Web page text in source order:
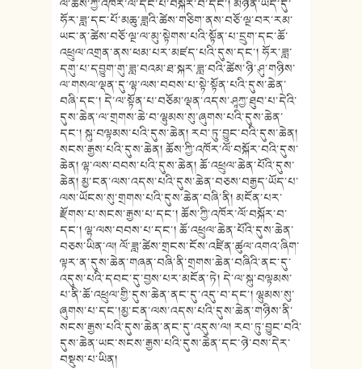
ལ་ཆོས་ཀྱི་འཁོར་ལོ་དང་པོ་བསྐོར་བ་དང་། མཉན་ཡོད་དུ་
ཧོར་ཟླ་དང་པོ་མཆུ་ཟླའི་ཚེས་གཅིག་ནས་བཅོ་ལྔ་བར་རམ་
ཡང་ན་ཚེས་བཅོ་ལྔ་ལ་མུ་སྟེགས་པའི་སྟོན་པ་དྲུག་དང་ཆོ་
འཕྲུལ་འགྲན་ནས་ཕམ་པར་མཛད་པའི་དུས་དང་། ཧོར་ཟླ་
དགུ་པ་དབྱུག་གུ་ཟླ་བའམ་ཐ་སྐར་ཟླ་བའི་ཚེས་ཉི་ཤུ་གཉིས་
ལ་གསལ་ལྡན་དུ་ལྷ་ལས་བབས་པ་སྟེ་སྟོན་པའི་དུས་ཆེན་
བཞི་དང་། དེ་ལ་སྟོན་པ་བཅོམ་ལྡན་འདས་ཤཱཀྱ་ཐུབ་པ་དེའི་
དུས་ཆེན་ལ་གྲགས་ཆེ་བ་ལྷུམས་སུ་ཞུགས་པའི་དུས་ཆེན་
དང་། སྐུ་བལྟམས་པའི་དུས་ཆེན། རབ་ཏུ་བྱུང་བའི་དུས་ཆེན།
སངས་རྒྱས་པའི་དུས་ཆེན། ཆོས་ཀྱི་འཁོར་ལོ་བསྐོར་བའི་དུས་
ཆེན། ལྷ་ལས་བབས་པའི་དུས་ཆེན། ཆོ་འཕྲུལ་ཆེན་པོའི་དུས་
ཆེན། མྱ་ངན་ལས་འདས་པའི་དུས་ཆེན་བཅས་བརྒྱད་ཡོད་པ་
ལས་ཡོངས་སུ་གྲགས་པའི་དུས་ཆེན་བཞི་ནི། མངོན་པར་
རྫོགས་པ་སངས་རྒྱས་པ་དང་། ཆོས་ཀྱི་འཁོར་ལོ་བསྐོར་བ་
དང་། ལྷ་ལས་བབས་པ་དང་། ཆོ་འཕྲུལ་ཆེན་པོའི་དུས་ཆེན་
བཅས་ཡིན་ལ། ལོ་ཟླ་ཚེས་གྲངས་ངོས་འཛིན་ཚུལ་འགའ་ཞིག་
ལྟར་ན་དུས་ཆེན་གཞན་བཞི་ནི་གྲགས་ཆེན་བཞིའི་ནང་དུ་
འདུས་པའི་དབང་དུ་བྱས་པར་མངོན་ཏེ། དེ་ལ་སྐུ་བལྟམས་
པ་ནི་ཆོ་འཕྲུལ་གྱི་དུས་ཆེན་ནང་དུ་འདུ་བ་དང་། ལྷུམས་སུ་
ཞུགས་པ་དང་།མྱ་ངན་ལས་འདས་པའི་དུས་ཆེན་གཉིས་ནི་
སངས་རྒྱས་པའི་དུས་ཆེན་ནང་དུ་འདུས་ལ། རབ་ཏུ་བྱུང་བའི་
དུས་ཆེན་ཡང་སངས་རྒྱས་པའི་དུས་ཆེན་དང་ཉེ་བས་དེར་
བསྡུས་པ་ཡིན།